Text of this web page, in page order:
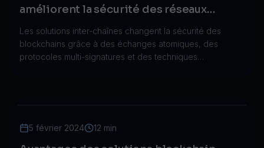
améliorent la sécurité des réseaux
blockchain
Les solutions inter-chaînes changent la sécurité des
blockchains grâce à des échanges atomiques, des
protocoles multi-signatures et des techniques
5 février 2024 12 min